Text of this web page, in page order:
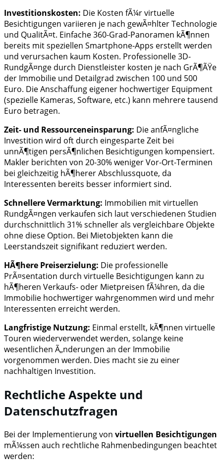
Investitionskosten: Die Kosten fÃ¼r virtuelle
Besichtigungen variieren je nach gewÃ¤hlter Technologie
und QualitÃ¤t. Einfache 360-Grad-Panoramen kÃ¶nnen
bereits mit speziellen Smartphone-Apps erstellt werden
und verursachen kaum Kosten. Professionelle 3D-
RundgÃ¤nge durch Dienstleister kosten je nach GrÃ¶ÃŸe
der Immobilie und Detailgrad zwischen 100 und 500
Euro. Die Anschaffung eigener hochwertiger Equipment
(spezielle Kameras, Software, etc.) kann mehrere tausend
Euro betragen.
Zeit- und Ressourceneinsparung: Die anfÃ¤ngliche
Investition wird oft durch eingesparte Zeit bei
unnÃ¶tigen persÃ¶nlichen Besichtigungen kompensiert.
Makler berichten von 20-30% weniger Vor-Ort-Terminen
bei gleichzeitig hÃ¶herer Abschlussquote, da
Interessenten bereits besser informiert sind.
Schnellere Vermarktung: Immobilien mit virtuellen
RundgÃ¤ngen verkaufen sich laut verschiedenen Studien
durchschnittlich 31% schneller als vergleichbare Objekte
ohne diese Option. Bei Mietobjekten kann die
Leerstandszeit signifikant reduziert werden.
HÃ¶here Preiserzielung: Die professionelle
PrÃ¤sentation durch virtuelle Besichtigungen kann zu
hÃ¶heren Verkaufs- oder Mietpreisen fÃ¼hren, da die
Immobilie hochwertiger wahrgenommen wird und mehr
Interessenten erreicht werden.
Langfristige Nutzung: Einmal erstellt, kÃ¶nnen virtuelle
Touren wiederverwendet werden, solange keine
wesentlichen Ã„nderungen an der Immobilie
vorgenommen werden. Dies macht sie zu einer
nachhaltigen Investition.
Rechtliche Aspekte und
Datenschutzfragen
Bei der Implementierung von virtuellen Besichtigungen
mÃ¼ssen auch rechtliche Rahmenbedingungen beachtet
werden: